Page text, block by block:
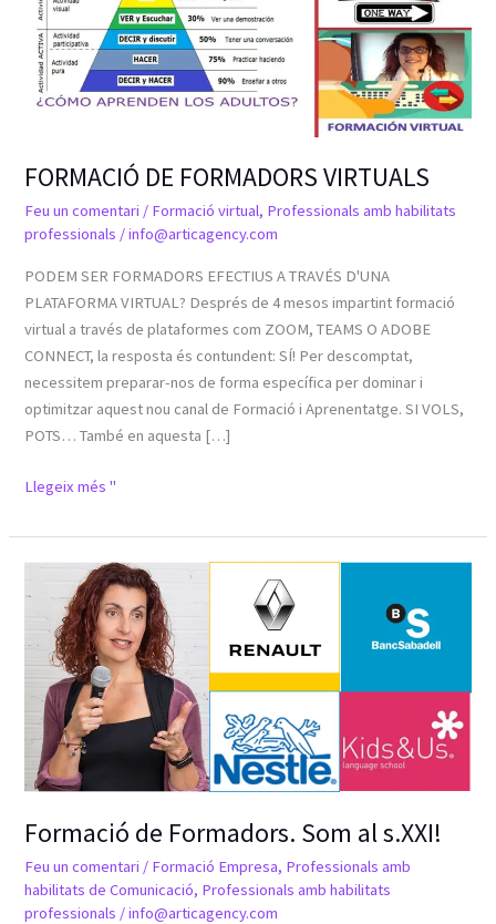
FORMACIÓ DE FORMADORS VIRTUALS
Feu un comentari / Formació virtual, Professionals amb habilitats
professionals /info@articagency.com
PODEM SER FORMADORS EFECTIUS A TRAVÉS D'UNA
PLATAFORMA VIRTUAL? Després de 4 mesos impartint formació
virtual a través de plataformes com ZOOM, TEAMS O ADOBE
CONNECT, la resposta és contundent: SÍ! Per descomptat,
necessitem preparar-nos de forma específica per dominar i
optimitzar aquest nou canal de Formació i Aprenentatge. SI VOLS,
POTS… També en aquesta […]
Llegeix més "
Formació de Formadors. Som al s.XXI!
Feu un comentari / Formació Empresa, Professionals amb
habilitats de Comunicació, Professionals amb habilitats
professionals /info@articagency.com
Formació
de
Formadors.
Som
s.XXI!